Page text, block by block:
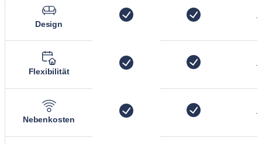
Design
Flexibilität
Nebenkosten